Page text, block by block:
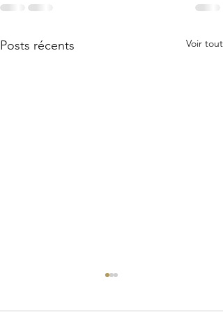
Posts récents Voir tout